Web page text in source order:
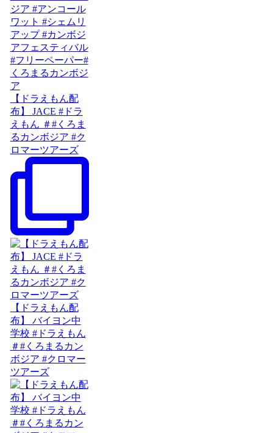
【ドラえもん配
布】 JACE #ドラ
えもん ＃#くろま
るカンボジア #ク
ロマーツアーズ
【ドラえもん配
布】 バイヨン中
学校 #ドラえもん
＃#くろまるカン
ボジア #クロマー
ツアーズ